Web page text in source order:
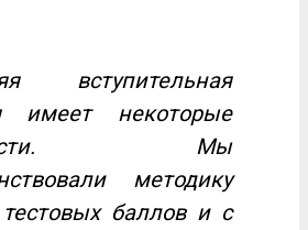
вступительная
имеет некоторые
Мы
методику
тестовых баллов и с